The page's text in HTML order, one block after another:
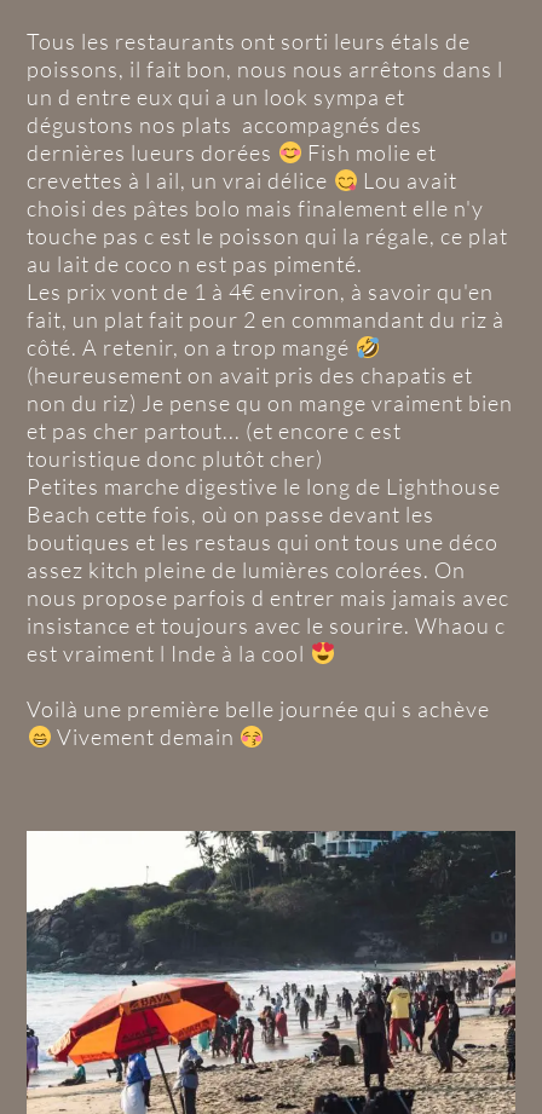
Tous les restaurants ont sorti leurs étals de
poissons, il fait bon, nous nous arrêtons dans l
un d entre eux qui a un look sympa et
dégustons nos plats accompagnés des
dernières lueurs dorées
Fish molie et
crevettes à l ail, un vrai délice
Lou avait
choisi des pâtes bolo mais finalement elle n'y
touche pas c est le poisson qui la régale, ce plat
au lait de coco n est pas pimenté.
Les prix vont de 1 à 4€ environ, à savoir qu'en
fait, un plat fait pour 2 en commandant du riz à
côté. A retenir, on a trop mangé
(heureusement on avait pris des chapatis et
non du riz) Je pense qu on mange vraiment bien
et pas cher partout... (et encore c est
touristique donc plutôt cher)
Petites marche digestive le long de Lighthouse
Beach cette fois, où on passe devant les
boutiques et les restaus qui ont tous une déco
assez kitch pleine de lumières colorées. On
nous propose parfois d entrer mais jamais avec
insistance et toujours avec le sourire. Whaou c
est vraiment l Inde à la cool
Voilà une première belle journée qui s achève
Vivement demain